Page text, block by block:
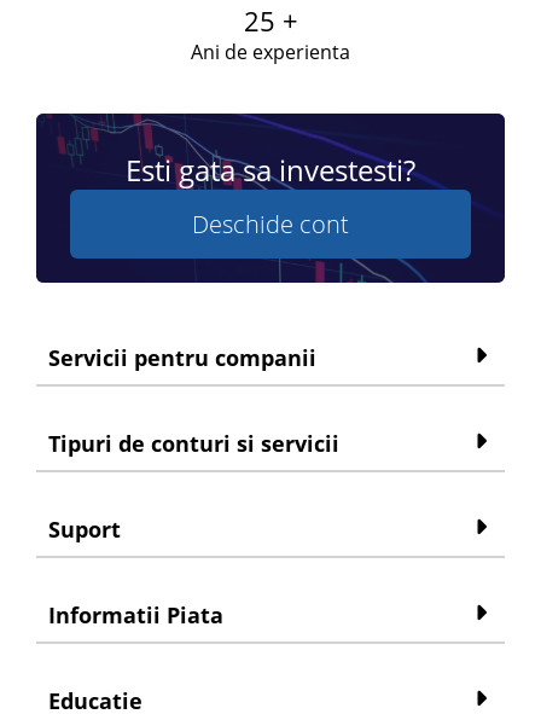
25 +
Ani de experienta
Esti gata sa investesti?
Deschide cont
Servicii pentru companii
Tipuri de conturi si servicii
Suport
Informatii Piata
Educatie